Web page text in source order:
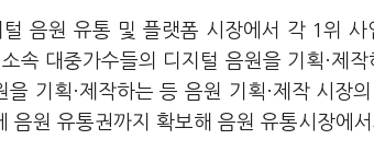
털 음원 유통 및 플랫폼 시장에서 각 1위 사
속 대중가수들의 디지털 음원을 기획·제
을 기획·제작하는 등 음원 기획·제작 시장의
음원 유통권까지 확보해 음원 유통시장에